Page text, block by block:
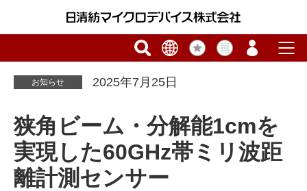
お知らせ 2025年7月25日
狭角ビーム・分解能1cmを
実現した60GHz帯ミリ波距
離計測センサー